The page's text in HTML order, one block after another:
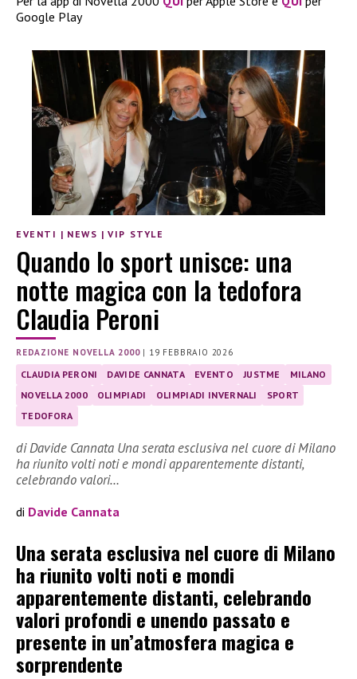
Google Play
EVENTI | NEWS |VIP STYLE
Quando lo sport unisce: una
notte magica con la tedofora
Claudia Peroni
REDAZIONE NOVELLA 2000| 19 FEBBRAIO 2026
CLAUDIA PERONI DAVIDE CANNATA EVENTO JUSTME
MILANO
NOVELLA 2000
OLIMPIADI OLIMPIADI INVERNALI
SPORT
TEDOFORA
di Davide Cannata Una serata esclusiva nel cuore di Milano
ha riunito volti noti e mondi apparentemente distanti,
celebrando valori…
di Davide Cannata
Una serata esclusiva nel cuore di Milano
ha riunito volti noti e mondi
apparentemente distanti, celebrando
valori profondi e unendo passato e
presente in un’atmosfera magica e
sorprendente